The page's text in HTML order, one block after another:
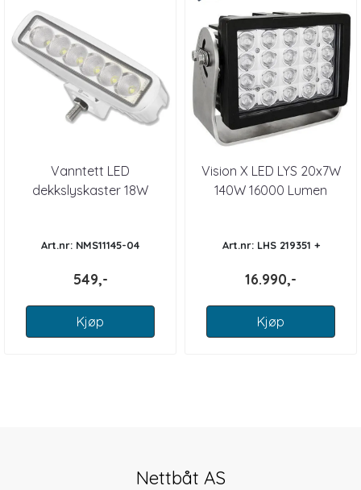
Vanntett LED
dekkslyskaster 18W
Art.nr: NMS11145-04
549,-
Kjøp
Vision X LED LYS 20x7W
140W 16000 Lumen
Art.nr: LHS 219351 +
16.990,-
Kjøp
Nettbåt AS